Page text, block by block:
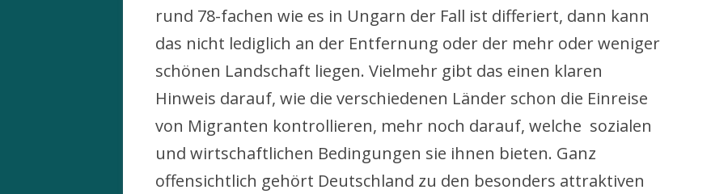
rund 78-fachen wie es in Ungarn der Fall ist differiert, dann kann
das nicht lediglich an der Entfernung oder der mehr oder weniger
schönen Landschaft liegen. Vielmehr gibt das einen klaren
Hinweis darauf, wie die verschiedenen Länder schon die Einreise
von Migranten kontrollieren, mehr noch darauf, welche sozialen
und wirtschaftlichen Bedingungen sie ihnen bieten. Ganz
offensichtlich gehört Deutschland zu den besonders attraktiven